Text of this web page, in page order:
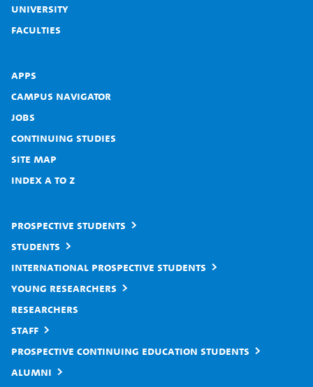
University
Faculties
Apps
Campus Navigator
Jobs
Continuing studies
Site map
Index A to Z
Prospective students
Students
International prospective students
Young researchers
Researchers
Staff
Prospective continuing education students
Alumni